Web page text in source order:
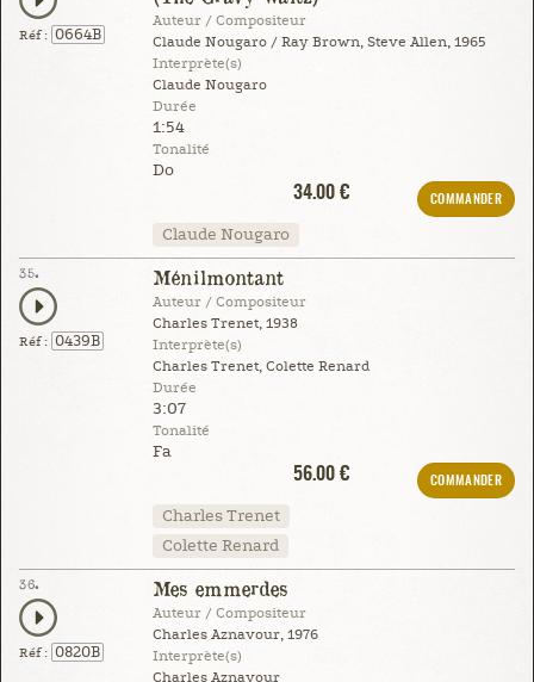
Réf : 0664B
Auteur / Compositeur
Claude Nougaro / Ray Brown, Steve Allen, 1965
Interprète(s)
Claude Nougaro
Durée
1:54
Tonalité
Do
34.00 €
COMMANDER
Claude Nougaro
35.
Réf : 0439B
Ménilmontant
Auteur / Compositeur
Charles Trenet, 1938
Interprète(s)
Charles Trenet, Colette Renard
Durée
3:07
Tonalité
Fa
56.00 €
COMMANDER
Charles Trenet
Colette Renard
36.
Réf : 0820B
Mes emmerdes
Auteur / Compositeur
Charles Aznavour, 1976
Interprète(s)
Charles Aznavour